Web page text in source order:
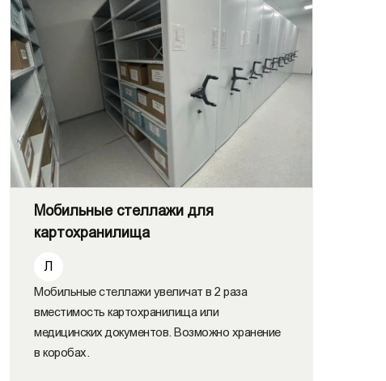
Мобильные стеллажи для
картохранилища
Л
Мобильные стеллажи увеличат в 2 раза
вместимость картохранилища или
медицинских документов. Возможно хранение
в коробах.